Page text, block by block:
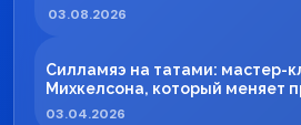
03.08.2026
Силламяэ на татами: мастер-
Михкелсона, который меняет
регионе
03.04.2026